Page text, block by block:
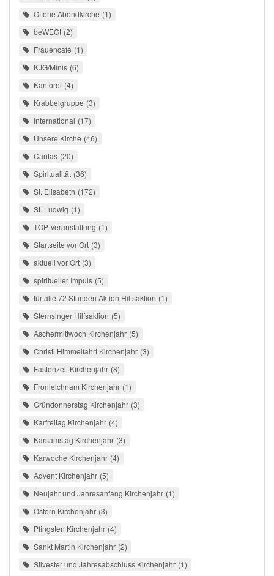
Offene Abendkirche 1
beWEGt 2
Frauencafé 1
KJG/Minis 6
Kantorei 4
Krabbelgruppe 3
International 17
Unsere Kirche 46
Caritas 20
Spiritualität 36
St. Elisabeth 172
St. Ludwig 1
TOP Veranstaltung 1
Startseite vor Ort 3
aktuell vor Ort 3
spiritueller Impuls 5
für alle 72 Stunden Aktion Hilfsaktion 1
Sternsinger Hilfsaktion 5
Aschermittwoch Kirchenjahr 5
Christi Himmelfahrt Kirchenjahr 3
Fastenzeit Kirchenjahr 8
Fronleichnam Kirchenjahr 1
Gründonnerstag Kirchenjahr 3
Karfreitag Kirchenjahr 4
Karsamstag Kirchenjahr 3
Karwoche Kirchenjahr 4
Advent Kirchenjahr 5
Neujahr und Jahresanfang Kirchenjahr 1
Ostern Kirchenjahr 3
Pfingsten Kirchenjahr 4
Sankt Martin Kirchenjahr 2
Silvester und Jahresabschluss Kirchenjahr 1